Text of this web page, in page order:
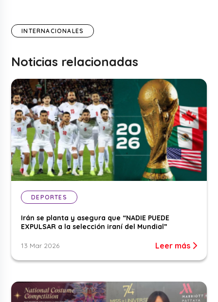
INTERNACIONALES
Noticias relacionadas
DEPORTES
Irán se planta y asegura que “NADIE PUEDE
EXPULSAR a la selección iraní del Mundial”
13 Mar 2026 Leer más